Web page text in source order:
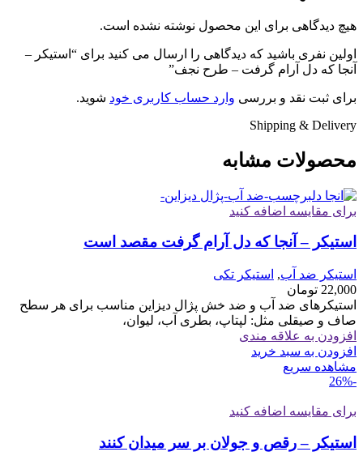
هیچ دیدگاهی برای این محصول نوشته نشده است.
اولین نفری باشید که دیدگاهی را ارسال می کنید برای “استیکر –
آنجا که دل آرام گرفت – طرح نجف”
برای ثبت نقد و بررسی وارد حساب کاربری خود شوید.
Shipping & Delivery
محصولات مشابه
برای مقایسه اضافه کنید
استیکر – آنجا که دل آرام گرفت مقصد است
استیکر ضد آب, استیکر تکی
22,000 تومان
استیکرهای ضد آب و ضد خش پژال دیزاین مناسب برای هر سطح
صاف و صیقلی مثل: لپتاپ، بطری آب، لیوان،
افزودن به علاقه مندی
افزودن به سبد خرید
مشاهده سریع
-26%
برای مقایسه اضافه کنید
استیکر – رقص و جولان بر سر میدان کنند